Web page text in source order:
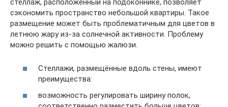
сэкономить пространство небольшой квартиры. Такое
размещение может быть проблематичным для цветов в
летнюю жару из-за солнечной активности. Проблему
можно решить с помощью жалюзи.
Стеллажи, размещённые вдоль стены, имеют
преимущества:
возможность регулировать ширину полок,